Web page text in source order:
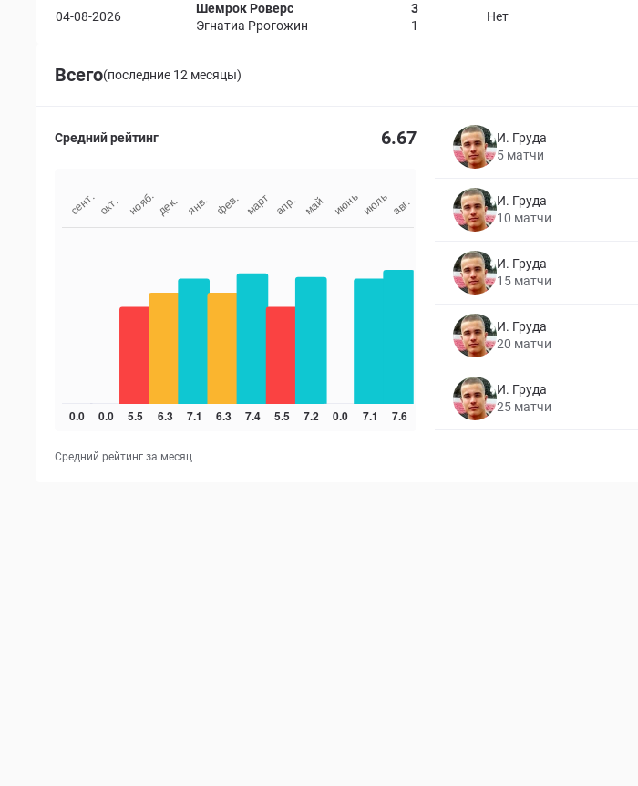
04-08-2026
Шемрок Роверс
Эгнатиа Ррогожин
3
1
Нет
Всего(последние 12 месяцы)
Средний рейтинг 6.67
Средний рейтинг за месяц
И. Груда
5 матчи
И. Груда
10 матчи
И. Груда
15 матчи
И. Груда
20 матчи
И. Груда
25 матчи